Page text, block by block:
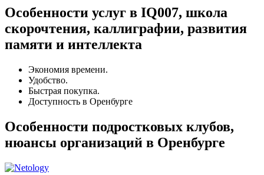
Особенности услуг в IQ007, школа
скорочтения, каллиграфии, развития
памяти и интеллекта
Экономия времени.
Удобство.
Быстрая покупка.
Доступность в Оренбурге
Особенности подростковых клубов,
нюансы организаций в Оренбурге